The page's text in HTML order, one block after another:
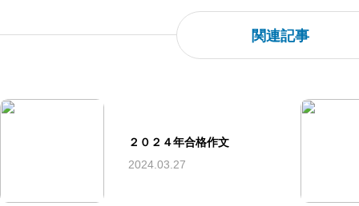
関連記事
２０２４年合格作文
2024.03.27